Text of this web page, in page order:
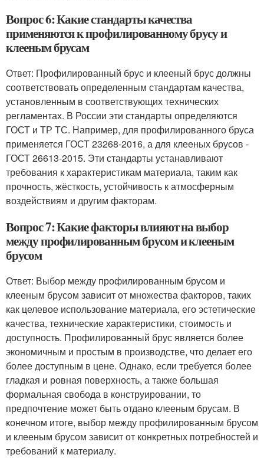
Вопрос 6: Какие стандарты качества
применяются к профилированному брусу и
клееным брусам
Ответ: Профилированный брус и клееный брус должны
соответствовать определенным стандартам качества,
установленным в соответствующих технических
регламентах. В России эти стандарты определяются
ГОСТ и ТР ТС. Например, для профилированного бруса
применяется ГОСТ 23268-2016, а для клееных брусов -
ГОСТ 26613-2015. Эти стандарты устанавливают
требования к характеристикам материала, таким как
прочность, жёсткость, устойчивость к атмосферным
воздействиям и другим факторам.
Вопрос 7: Какие факторы влияют на выбор
между профилированным брусом и клееным
брусом
Ответ: Выбор между профилированным брусом и
клееным брусом зависит от множества факторов, таких
как целевое использование материала, его эстетические
качества, технические характеристики, стоимость и
доступность. Профилированный брус является более
экономичным и простым в производстве, что делает его
более доступным в цене. Однако, если требуется более
гладкая и ровная поверхность, а также большая
формальная свобода в конструировании, то
предпочтение может быть отдано клееным брусам. В
конечном итоге, выбор между профилированным брусом
и клееным брусом зависит от конкретных потребностей и
требований к материалу.